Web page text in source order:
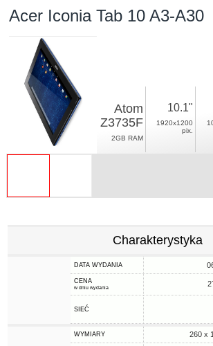
Acer Iconia Tab 10 A3-A30
Atom
Z3735F
2GB RAM
10.1"
1920x1200
pix.
Charakterystyka
DATA WYDANIA
CENA
w dniu wydania
SIEĆ
WYMIARY 260 x